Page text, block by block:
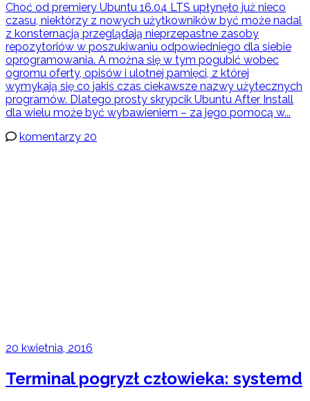
Choć od premiery Ubuntu 16.04 LTS upłynęło już nieco
czasu, niektórzy z nowych użytkowników być może nadal
z konsternacją przeglądają nieprzepastne zasoby
repozytoriów w poszukiwaniu odpowiedniego dla siebie
oprogramowania. A można się w tym pogubić wobec
ogromu oferty, opisów i ulotnej pamięci, z której
wymykają się co jakiś czas ciekawsze nazwy użytecznych
programów. Dlatego prosty skrypcik Ubuntu After Install
dla wielu może być wybawieniem – za jego pomocą w...
komentarzy 20
20 kwietnia, 2016
Terminal pogryzł człowieka: systemd